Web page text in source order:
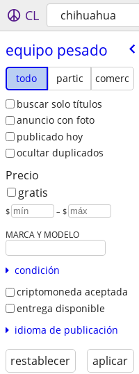
CL chihuahua
equipo pesado
todo partic
comerc
buscar solo títulos
anuncio con foto
publicado hoy
ocultar duplicados
Precio
gratis
$ – $
MARCA Y MODELO
condición
criptomoneda aceptada
entrega disponible
idioma de publicación
restablecer aplicar